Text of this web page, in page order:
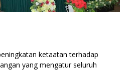
ketaatan terhadap
yang mengatur seluruh